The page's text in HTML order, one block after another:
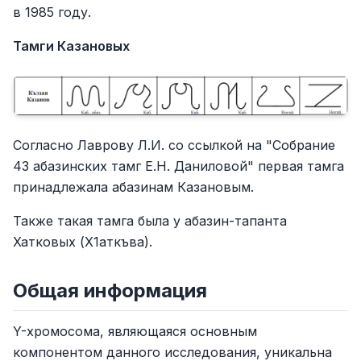
в 1985 году.
Тамги Казановых
Согласно Лаврову Л.И. со ссылкой на "Собрание
43 абазинских тамг Е.Н. Даниловой" первая тамга
принадлежала абазинам Казановым.
Также такая тамга была у абазин-тапанта
Хатковых (Х1аткъва).
Общая информация
Y-хромосома, являющаяся основным
компонентом данного исследования, уникальна